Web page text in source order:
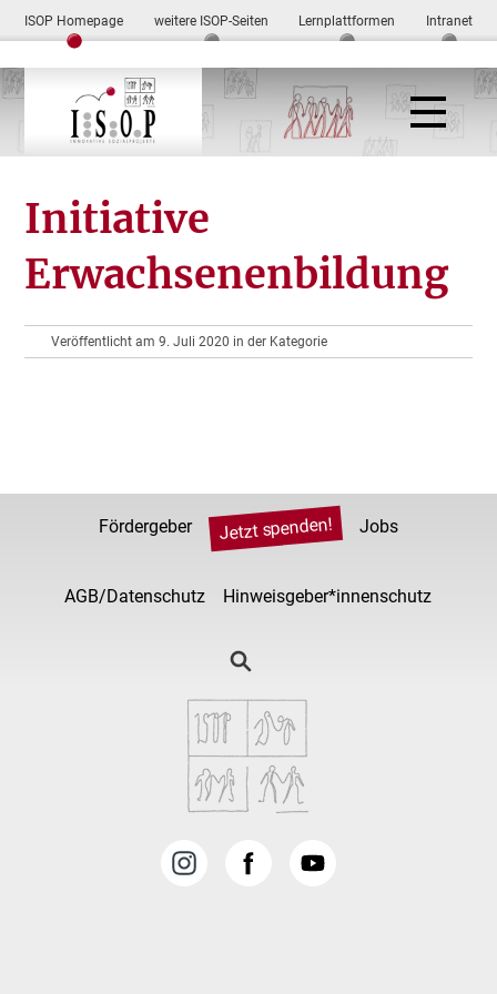
ISOP Homepage weitere ISOP-Seiten Lernplattformen Intranet
Initiative
Erwachsenenbildung
Veröffentlicht am 9. Juli 2020 in der Kategorie
Fördergeber Jetzt spenden! Jobs
AGB/Datenschutz Hinweisgeber*innenschutz